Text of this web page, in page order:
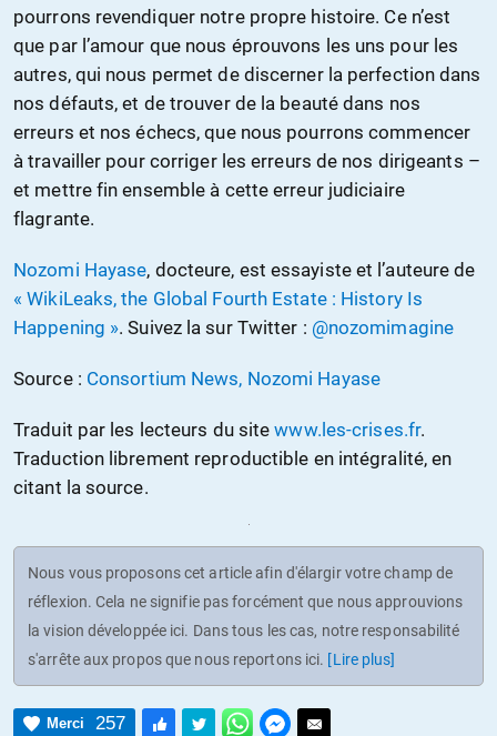
pourrons revendiquer notre propre histoire. Ce n’est
que par l’amour que nous éprouvons les uns pour les
autres, qui nous permet de discerner la perfection dans
nos défauts, et de trouver de la beauté dans nos
erreurs et nos échecs, que nous pourrons commencer
à travailler pour corriger les erreurs de nos dirigeants –
et mettre fin ensemble à cette erreur judiciaire
flagrante.
Nozomi Hayase, docteure, est essayiste et l’auteure de
« WikiLeaks, the Global Fourth Estate : History Is
Happening ». Suivez la sur Twitter : @nozomimagine
Source : Consortium News, Nozomi Hayase
Traduit par les lecteurs du sitewww.les-crises.fr.
Traduction librement reproductible en intégralité, en
citant la source.
Nous vous proposons cet article afin d'élargir votre champ de
réflexion. Cela ne signifie pas forcément que nous approuvions
la vision développée ici. Dans tous les cas, notre responsabilité
s'arrête aux propos que nous reportons ici. [Lire plus]
Merci 257